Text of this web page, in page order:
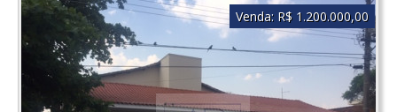
Venda: R$ 1.200.000,00